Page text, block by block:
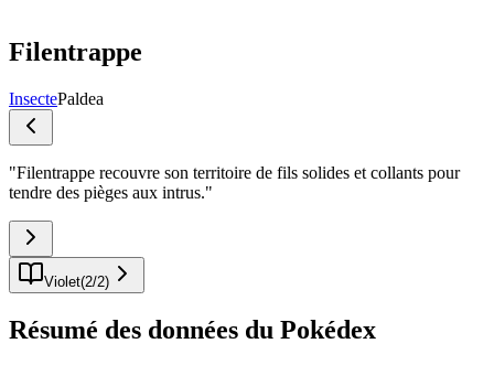
Filentrappe
InsectePaldea
"Filentrappe recouvre son territoire de fils solides et collants pour
tendre des pièges aux intrus."
Violet(2/2)
Résumé des données du Pokédex